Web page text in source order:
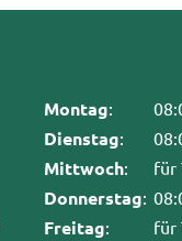
Montag:
Dienstag:
Mittwoch: für
Donnerstag:
Freitag: für